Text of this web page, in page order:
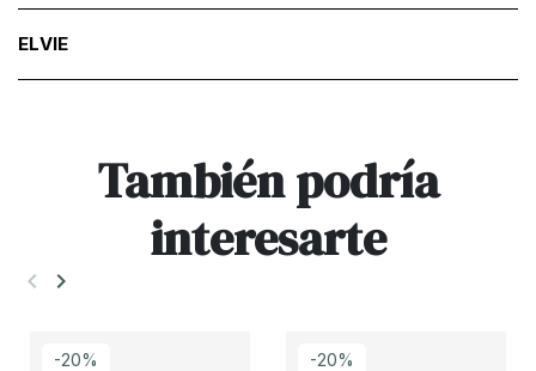
ELVIE
También podría
interesarte
Anterior
keyboard_arrow_left Siguiente
keyboard_arrow_right
-20% -20%